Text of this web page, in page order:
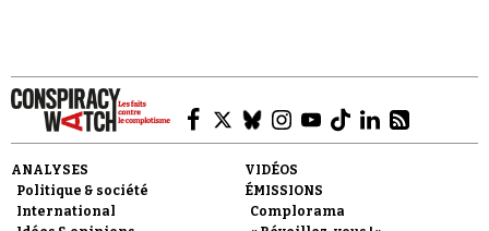
ANALYSES
Politique & société
International
VIDÉOS
ÉMISSIONS
Complorama